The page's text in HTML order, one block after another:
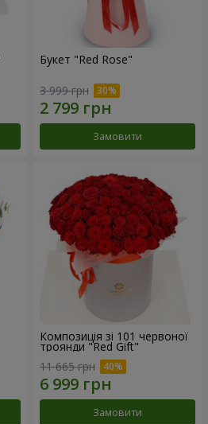
Букет "Red Rose"
3 999 грн
Замовити
Композиція зі 101 червоної
троянди "Red Gift"
11 665 грн
Замовити